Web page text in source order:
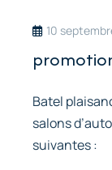
10
Batel
salons
suivantes :